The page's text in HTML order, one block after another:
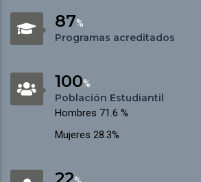
87%
Programas acreditados
100%
Población Estudiantil
Hombres 71.6 %
Mujeres 28.3%
22